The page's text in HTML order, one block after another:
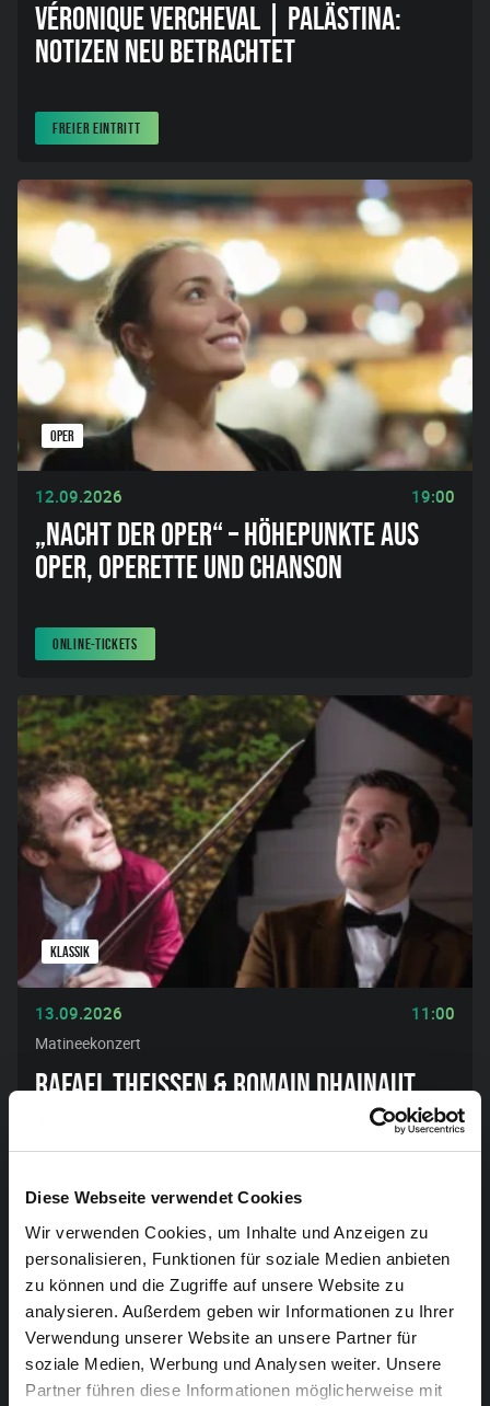
Diese Webseite verwendet Cookies
Wir verwenden Cookies, um Inhalte und Anzeigen zu
personalisieren, Funktionen für soziale Medien anbieten
zu können und die Zugriffe auf unsere Website zu
analysieren. Außerdem geben wir Informationen zu Ihrer
Verwendung unserer Website an unsere Partner für
soziale Medien, Werbung und Analysen weiter. Unsere
Partner führen diese Informationen möglicherweise mit
VÉRONIQUE VERCHEVAL | PALÄSTINA:
NOTIZEN NEU BETRACHTET
FREIER EINTRITT
OPER
12.09.2026 19:00
„NACHT DER OPER“ – HÖHEPUNKTE AUS
OPER, OPERETTE UND CHANSON
ONLINE-TICKETS
KLASSIK
13.09.2026 11:00
Matineekonzert
RAFAEL THEISSEN & ROMAIN DHAINAUT
ONLINE-TICKETS